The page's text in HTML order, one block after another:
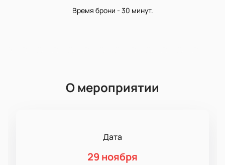
Время брони - 30 минут.
О мероприятии
Дата
29 ноября